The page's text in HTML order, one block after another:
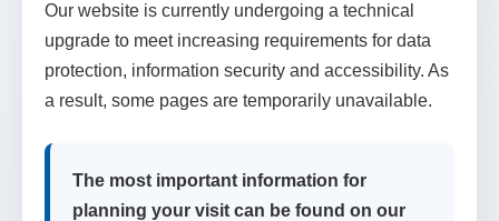
Our website is currently undergoing a technical
upgrade to meet increasing requirements for data
protection, information security and accessibility. As
a result, some pages are temporarily unavailable.
The most important information for
planning your visit can be found on our